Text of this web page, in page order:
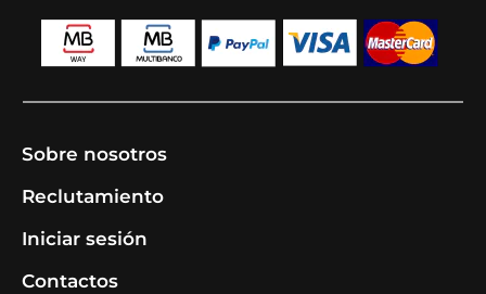
Sobre nosotros
Reclutamiento
Iniciar sesión
Contactos